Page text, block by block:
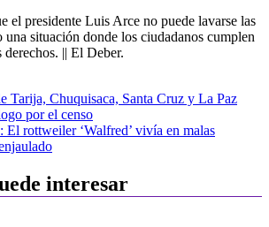
el presidente Luis Arce no puede lavarse las
una situación donde los ciudadanos cumplen
|| El Deber.
Tarija, Chuquisaca, Santa Cruz y La Paz
por el censo
El rottweiler ‘Walfred’ vivía en malas
interesar